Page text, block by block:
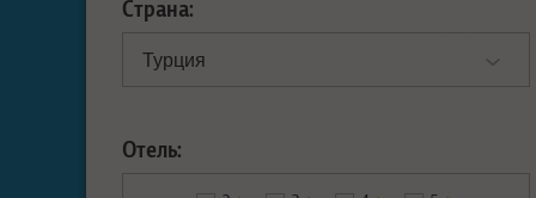
Страна:
Отель: